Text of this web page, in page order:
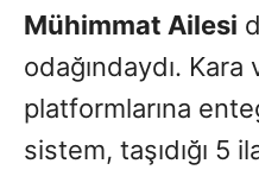
Mühimmat Ailesi
odağındaydı. Kara
platformlarına
sistem, taşıdığı 5